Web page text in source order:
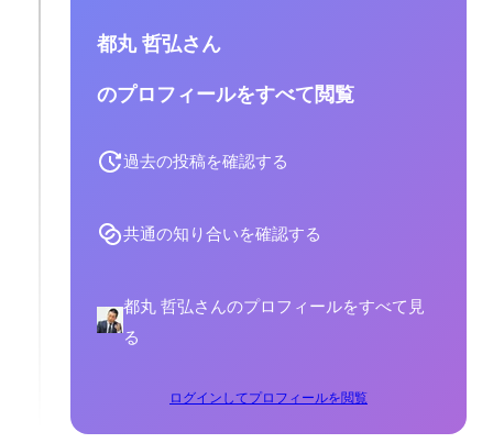
都丸 哲弘さん
のプロフィールをすべて閲覧
過去の投稿を確認する
共通の知り合いを確認する
都丸 哲弘さんのプロフィールをすべて見
る
ログインしてプロフィールを閲覧